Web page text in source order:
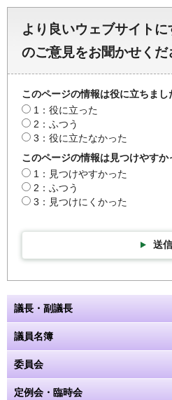
より良いウェブサイト
のご意見をお聞かせくだ
このページの情報は役に立ちまし
1：役に立った
2：ふつう
3：役に立たなかった
このページの情報は見つけやすか
1：見つけやすかった
2：ふつう
3：見つけにくかった
送信
議長・副議長
議員名簿
委員会
定例会・臨時会